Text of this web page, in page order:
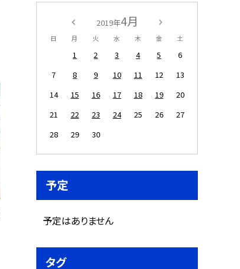
2019年4月
日 月 火 水 木 金 土
1 2 3 4 5
6
7
8 9 10 11 12
13
14
15 16 17 18 19
20
21
22 23 24 25 26
27
28
29 30
予定
予定はありません
タグ